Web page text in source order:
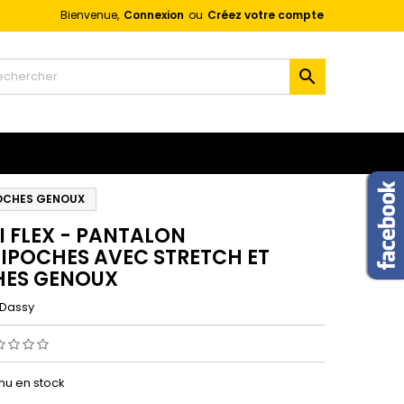
Bienvenue, Connexion ou Créez votre compte

GENOUX
FLEX - PANTALON
AVEC STRETCH ET
GENOUX
Dassy
en stock